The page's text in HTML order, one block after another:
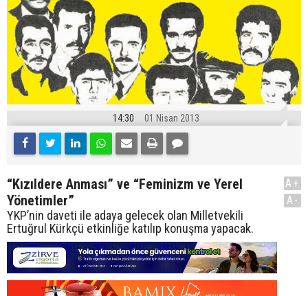
14:30 01 Nisan 2013
“Kızıldere Anması” ve “Feminizm ve Yerel
Yönetimler”
YKP’nin daveti ile adaya gelecek olan Milletvekili
Ertuğrul Kürkçü etkinliğe katılıp konuşma yapacak.
A+
A-